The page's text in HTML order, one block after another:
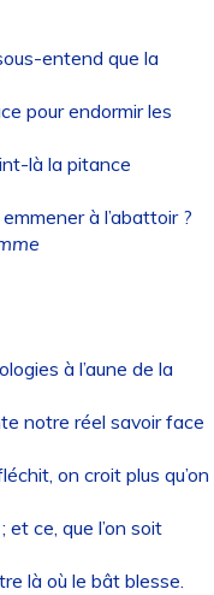
entend que la
pour endormir les
là la pitance
à l’abattoir ?
à l’aune de la
notre réel savoir face
on croit plus qu’on
et ce, que l’on soit
là où le bât blesse.